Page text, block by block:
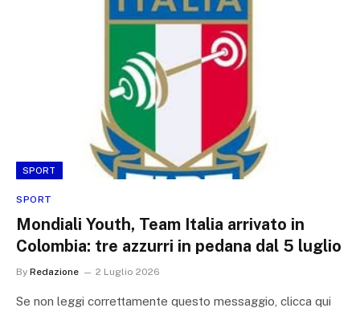
SPORT
SPORT
Mondiali Youth, Team Italia arrivato in
Colombia: tre azzurri in pedana dal 5 luglio
By Redazione 2 Luglio 2026
Se non leggi correttamente questo messaggio, clicca qui